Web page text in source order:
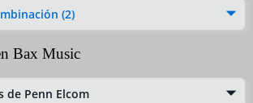
(2)
Bax Music
Penn Elcom